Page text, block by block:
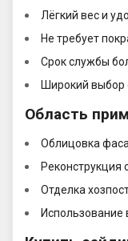
Лёгкий вес и
Не требует
Срок службы
Широкий выбор
Область
Облицовка
Реконструкция
Отделка
Использование